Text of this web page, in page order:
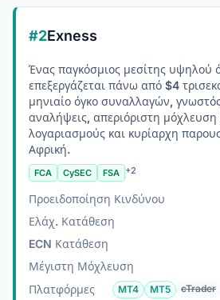
#2Exness
Ένας παγκόσμιος μεσίτης υψηλού
επεξεργάζεται πάνω από $4
μηνιαίο όγκο συναλλαγών,
αναλήψεις, απεριόριστη μόχλευση
λογαριασμούς και κυρίαρχη
Αφρική.
FCA CySEC FSA +2
Προειδοποίηση Κινδύνου
Ελάχ. Κατάθεση
ECN Κατάθεση
Μέγιστη Μόχλευση
Πλατφόρμες
MT4 MT5 cTrader